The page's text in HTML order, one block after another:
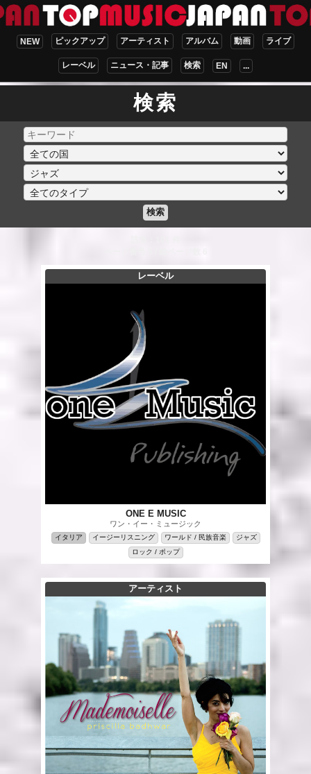
NEW ピックアップ アーティスト アルバム 動画 ライブ
レーベル ニュース・記事 検索 EN ...
検索
検索
レーベル
ONE E MUSIC
ワン・イー・ミュージック
イタリア イージーリスニング ワールド / 民族音楽
ジャズ
ロック / ポップ
アーティスト